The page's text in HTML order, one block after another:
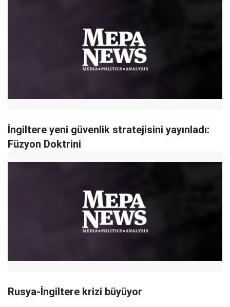
İngiltere yeni güvenlik stratejisini yayınladı:
Füzyon Doktrini
Rusya-İngiltere krizi büyüyor